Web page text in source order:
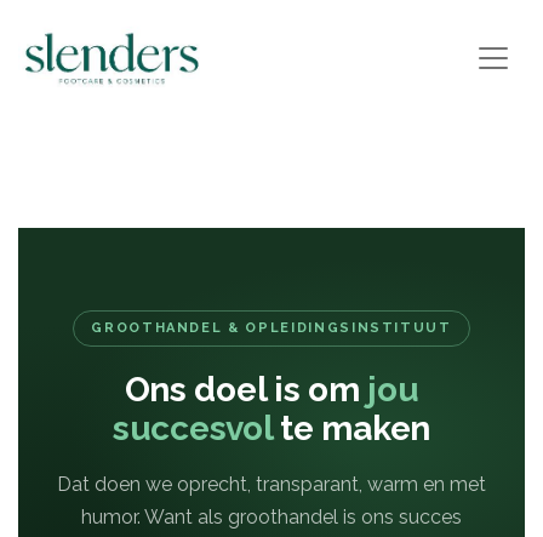
GROOTHANDEL & OPLEIDINGSINSTITUUT
Ons doel is om jou
succesvolte maken
Dat doen we oprecht, transparant, warm en met
humor. Want als groothandel is ons succes